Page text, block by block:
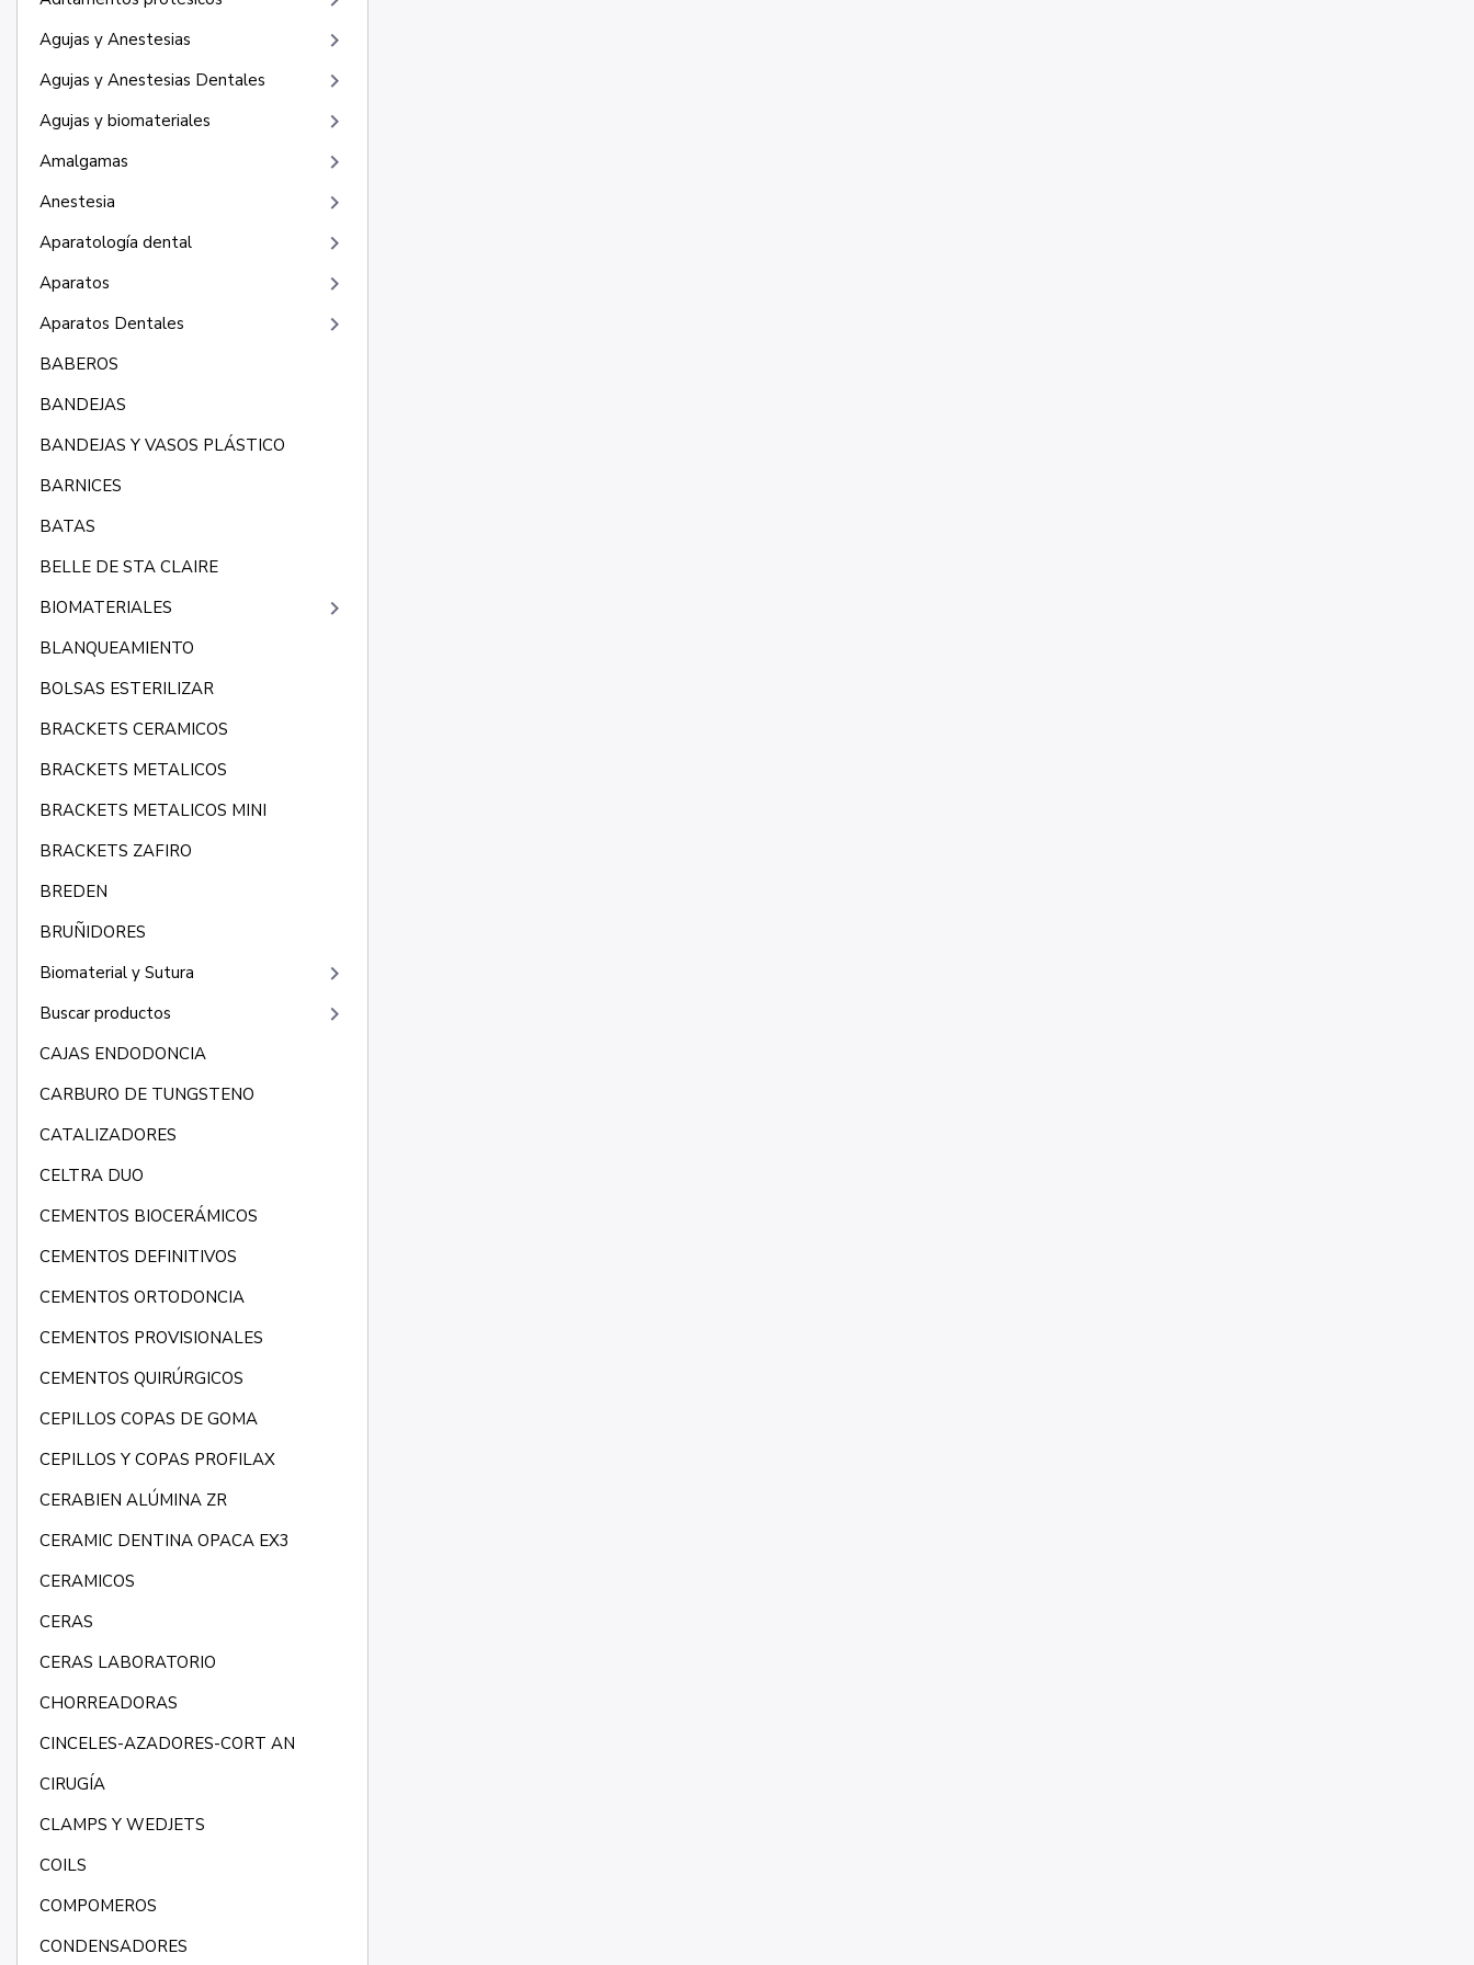
Agujas y Anestesias keyboard_arrow_right
Agujas y Anestesias Dentales keyboard_arrow_right
Agujas y biomateriales keyboard_arrow_right
Amalgamas keyboard_arrow_right
Anestesia keyboard_arrow_right
Aparatología dental keyboard_arrow_right
Aparatos keyboard_arrow_right
Aparatos Dentales keyboard_arrow_right
BABEROS
BANDEJAS
BANDEJAS Y VASOS PLÁSTICO
BARNICES
BATAS
BELLE DE STA CLAIRE
BIOMATERIALES
keyboard_arrow_right
BLANQUEAMIENTO
BOLSAS ESTERILIZAR
BRACKETS CERAMICOS
BRACKETS METALICOS
BRACKETS METALICOS MINI
BRACKETS ZAFIRO
BREDEN
BRUÑIDORES
Biomaterial y Sutura
keyboard_arrow_right
Buscar productos keyboard_arrow_right
CAJAS ENDODONCIA
CARBURO DE TUNGSTENO
CATALIZADORES
CELTRA DUO
CEMENTOS BIOCERÁMICOS
CEMENTOS DEFINITIVOS
CEMENTOS ORTODONCIA
CEMENTOS PROVISIONALES
CEMENTOS QUIRÚRGICOS
CEPILLOS COPAS DE GOMA
CEPILLOS Y COPAS PROFILAX
CERABIEN ALÚMINA ZR
CERAMIC DENTINA OPACA EX3
CERAMICOS
CERAS
CERAS LABORATORIO
CHORREADORAS
CINCELES-AZADORES-CORT AN
CIRUGÍA
CLAMPS Y WEDJETS
COILS
COMPOMEROS
CONDENSADORES